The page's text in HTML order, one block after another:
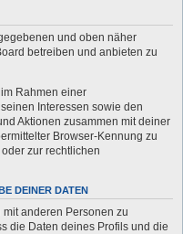
und oben näher
betreiben und anbieten zu
Rahmen einer
Interessen sowie den
Aktionen zusammen mit deiner
Browser-Kennung zu
zur rechtlichen
DEINER DATEN
anderen Personen zu
die Daten deines Profils und die